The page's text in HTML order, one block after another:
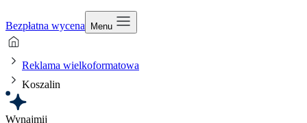
Bezpłatna wycena Menu
Reklama wielkoformatowa
Koszalin
Wynajmij